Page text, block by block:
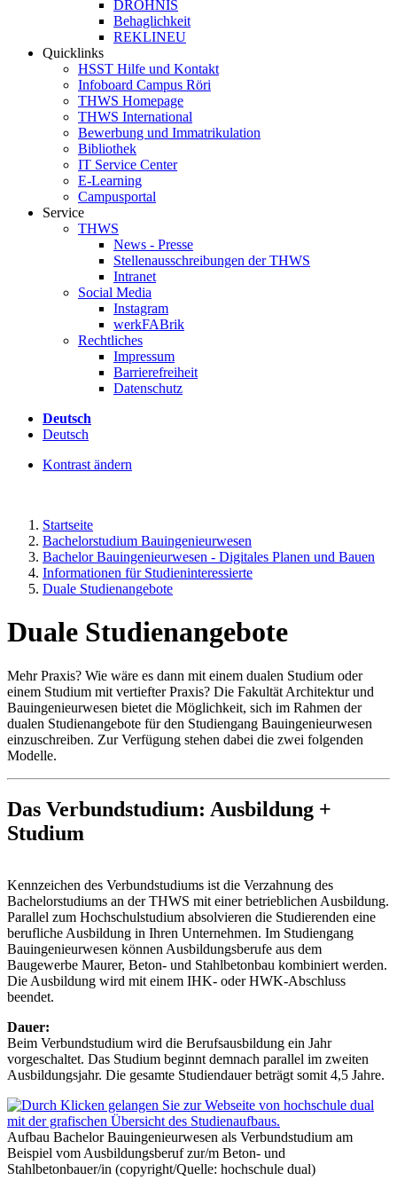
DROHNIS
Behaglichkeit
REKLINEU
Quicklinks
HSST Hilfe und Kontakt
Infoboard Campus Röri
THWS Homepage
THWS International
Bewerbung und Immatrikulation
Bibliothek
IT Service Center
E-Learning
Campusportal
Service
THWS
News - Presse
Stellenausschreibungen der THWS
Intranet
Social Media
Instagram
werkFABrik
Rechtliches
Impressum
Barrierefreiheit
Datenschutz
Deutsch
Deutsch
Kontrast ändern
Startseite
Bachelorstudium Bauingenieurwesen
Bachelor Bauingenieurwesen - Digitales Planen und Bauen
Informationen für Studieninteressierte
Duale Studienangebote
Duale Studienangebote
Mehr Praxis? Wie wäre es dann mit einem dualen Studium oder
einem Studium mit vertiefter Praxis? Die Fakultät Architektur und
Bauingenieurwesen bietet die Möglichkeit, sich im Rahmen der
dualen Studienangebote für den Studiengang Bauingenieurwesen
einzuschreiben. Zur Verfügung stehen dabei die zwei folgenden
Modelle.
Das Verbundstudium: Ausbildung +
Studium
Kennzeichen des Verbundstudiums ist die Verzahnung des
Bachelorstudiums an der THWS mit einer betrieblichen Ausbildung.
Parallel zum Hochschulstudium absolvieren die Studierenden eine
berufliche Ausbildung in Ihren Unternehmen. Im Studiengang
Bauingenieurwesen können Ausbildungsberufe aus dem
Baugewerbe Maurer, Beton- und Stahlbetonbau kombiniert werden.
Die Ausbildung wird mit einem IHK- oder HWK-Abschluss
beendet.
Dauer:
Beim Verbundstudium wird die Berufsausbildung ein Jahr
vorgeschaltet. Das Studium beginnt demnach parallel im zweiten
Ausbildungsjahr. Die gesamte Studiendauer beträgt somit 4,5 Jahre.
Aufbau Bachelor Bauingenieurwesen als Verbundstudium am
Beispiel vom Ausbildungsberuf zur/m Beton- und
Stahlbetonbauer/in (copyright/Quelle: hochschule dual)